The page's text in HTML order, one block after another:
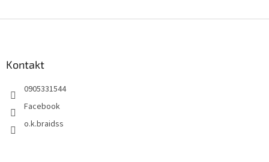
Kontakt
0905331544
Facebook
o.k.braidss